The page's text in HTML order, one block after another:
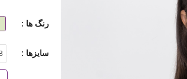
رنگ ها :
سایزها :